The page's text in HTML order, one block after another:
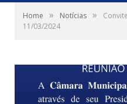
Home » Notícias »
11/03/2024